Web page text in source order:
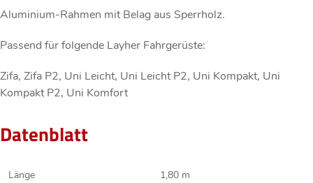
Aluminium-Rahmen mit Belag aus Sperrholz.
Passend für folgende Layher Fahrgerüste:
Zifa, Zifa P2, Uni Leicht, Uni Leicht P2, Uni Kompakt, Uni
Kompakt P2, Uni Komfort
Datenblatt
Länge 1,80 m